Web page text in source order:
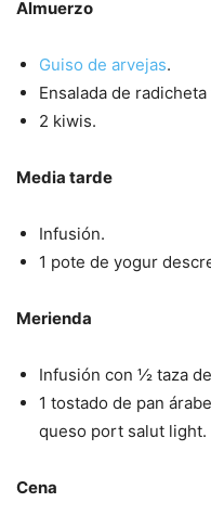
Almuerzo
Guiso de arvejas.
Ensalada de
2 kiwis.
Media tarde
Infusión.
1 pote de yogur
Merienda
Infusión con ½ taza
1 tostado de pan
queso port salut light.
Cena